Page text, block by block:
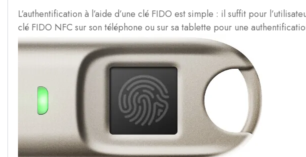
L’authentification à l’aide d’une clé FIDO est simple : il suffit pour
clé FIDO NFC sur son téléphone ou sur sa tablette pour une